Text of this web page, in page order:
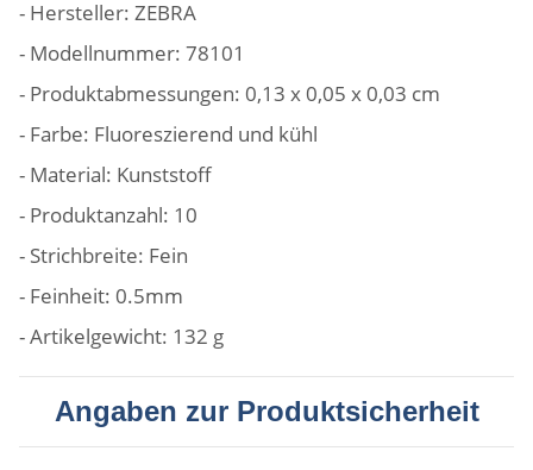
- Hersteller: ZEBRA
- Modellnummer: 78101
- Produktabmessungen: ‎0,13 x 0,05 x 0,03 cm
- Farbe: Fluoreszierend und kühl
- Material: ‎Kunststoff
- Produktanzahl: 10
- Strichbreite: ‎Fein
- Feinheit: ‎0.5mm
- Artikelgewicht: ‎132 g
Angaben zur Produktsicherheit